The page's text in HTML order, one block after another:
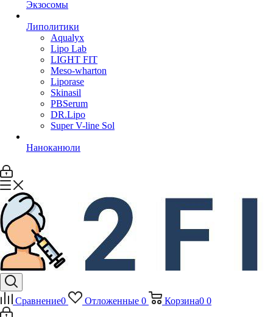
Экзосомы
Липолитики
Aqualyx
Lipo Lab
LIGHT FIT
Meso-wharton
Liporase
Skinasil
PBSerum
DR.Lipo
Super V-line Sol
Наноканюли
Сравнение0 Отложенные 0 Корзина0 0